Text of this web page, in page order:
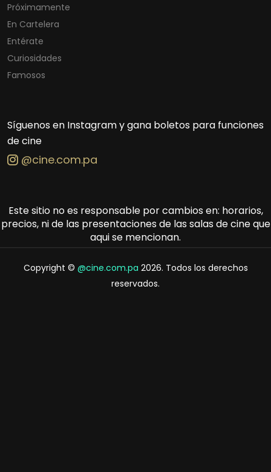
Próximamente
En Cartelera
Entérate
Curiosidades
Famosos
Síguenos en Instagram y gana boletos para funciones
de cine
@cine.com.pa
Este sitio no es responsable por cambios en: horarios,
precios, ni de las presentaciones de las salas de cine que
aqui se mencionan.
Copyright © @cine.com.pa 2026. Todos los derechos
reservados.